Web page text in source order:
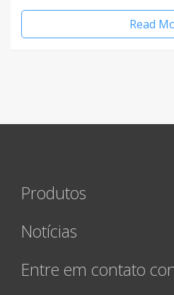
Read
Produtos
Notícias
Entre em contato